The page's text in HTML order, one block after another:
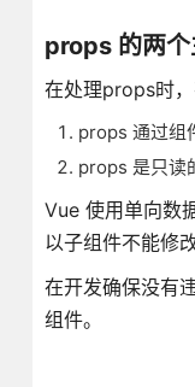
props 的两个
在处理props时，
props 通过组
props 是只读
Vue 使用单向数
以子组件不能修
在开发确保没有
组件。